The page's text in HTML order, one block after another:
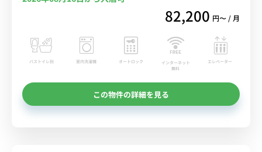
82,200 円〜 / 月
バストイレ別 室内洗濯機 オートロック
インターネット
無料
エレベーター
この物件の詳細を見る